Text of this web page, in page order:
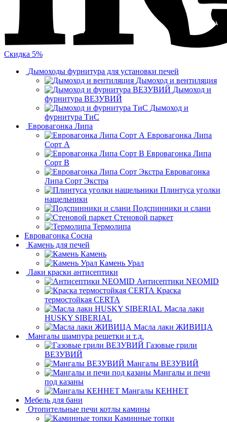
Скидка 5%
Дымоходы фурнитура для установки печей
Дымоход и вентиляция
Дымоход и
фурнитура ВЕЗУВИЙ
Дымоход и
фурнитура ТиС
Евровагонка Липа
Евровагонка Липа
Сорт А
Евровагонка Липа
Сорт В
Евровагонка
Липа Сорт Экстра
Плинтуса уголки
нащельники
Подспинники и слани
Стеновой паркет
Термолипа
Евровагонка Сосна
Камень для печей
Камень
Камень Урал
Лаки краски антисептики
Антисептики NEOMID
Краска
термостойкая CERTA
Масла лаки
HUSKY SIBERIAL
Масла лаки ЖИВИЦА
Мангалы шампура решетки и т.д.
Газовые грили
ВЕЗУВИЙ
Мангалы ВЕЗУВИЙ
Мангалы и печи
под казаны
Мангалы КЕННЕТ
Мебель для бани
Отопительные печи котлы камины
Каминные топки